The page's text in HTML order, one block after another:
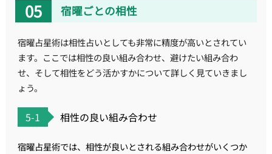
宿曜ごとの相性
宿曜占星術は相性占いとしても非常に精度が高いとされてい
ます。ここでは相性の良い組み合わせ、避けたい組み合わ
せ、そして相性をどう活かすかについて詳しく見ていきまし
ょう。
5-1 相性の良い組み合わせ
宿曜占星術では、相性が良いとされる組み合わせがいくつか